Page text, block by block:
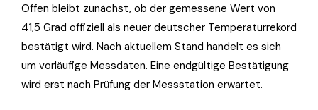
Offen bleibt zunächst, ob der gemessene Wert von
41,5 Grad offiziell als neuer deutscher Temperaturrekord
bestätigt wird. Nach aktuellem Stand handelt es sich
um vorläufige Messdaten. Eine endgültige Bestätigung
wird erst nach Prüfung der Messstation erwartet.